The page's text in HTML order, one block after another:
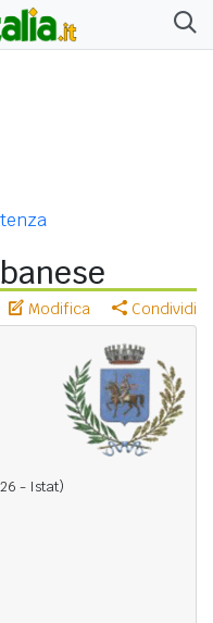
Modifica Condividi
- Istat)